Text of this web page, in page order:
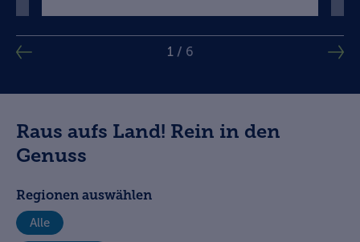
1 / 6
Raus aufs Land! Rein in den
Genuss
Regionen auswählen
Alle